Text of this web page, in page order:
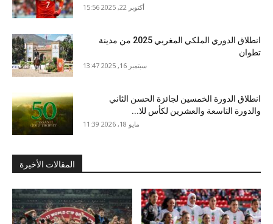
أكتوبر 22, 2025 15:56
انطلاق الدوري الملكي المغربي 2025 من مدينة
تطوان
سبتمبر 16, 2025 13:47
انطلاق الدورة الخمسين لجائزة الحسن الثاني
والدورة التاسعة والعشرين لكأس للا...
مايو 18, 2026 11:39
المقالات الأخيرة